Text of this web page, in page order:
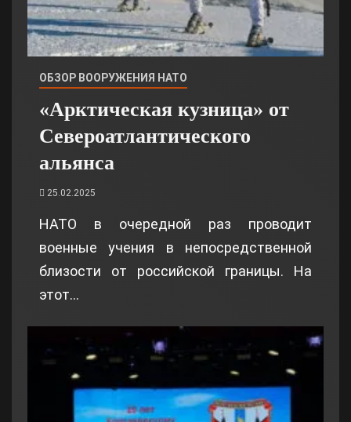
ОБЗОР ВООРУЖЕНИЯ НАТО
«Арктическая кузница» от
Североатлантического
альянса
25.02.2025
НАТО в очередной раз проводит
военные учения в непосредственной
близости от российской границы. На
этот…